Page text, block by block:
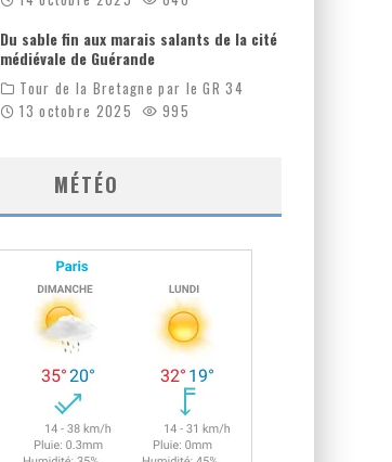
Du sable fin aux marais salants de la cité
médiévale de Guérande
Tour de la Bretagne par le GR 34
13 octobre 2025
995
MÉTÉO